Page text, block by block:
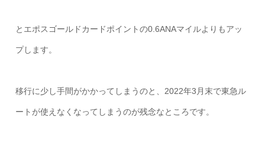
とエポスゴールドカードポイントの0.6ANAマイルよりもアッ
プします。
移行に少し手間がかかってしまうのと、2022年3月末で東急ル
ートが使えなくなってしまうのが残念なところです。